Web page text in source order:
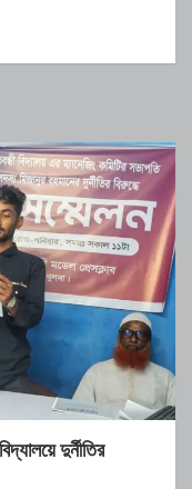
দুর্নীতির